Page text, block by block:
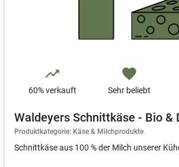
trending_up
60% verkauft
favorite
Sehr beliebt
Waldeyers Schnittkäse - Bio &
Produktkategorie: Käse & Milchprodukte
Schnittkäse aus 100 % der Milch unserer